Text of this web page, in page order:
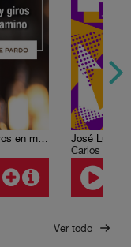
Hélices y giros en mi camino
Carlos
Ver todo